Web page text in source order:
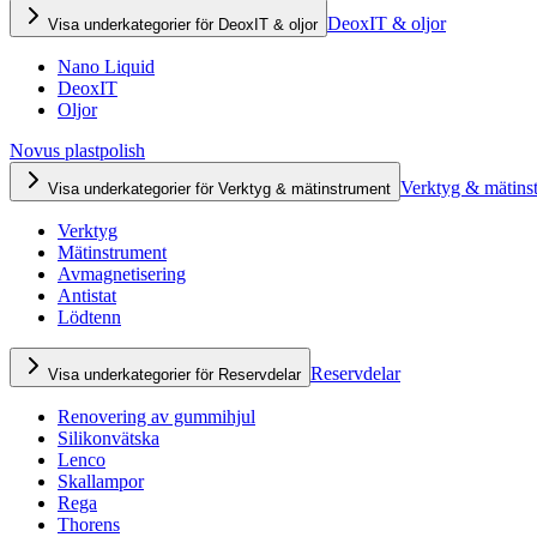
Visa underkategorier för DeoxIT & oljor DeoxIT & oljor
Nano Liquid
DeoxIT
Oljor
Novus plastpolish
Visa underkategorier för Verktyg & mätinstrument Verktyg &
Verktyg
Mätinstrument
Avmagnetisering
Antistat
Lödtenn
Visa underkategorier för Reservdelar Reservdelar
Renovering av gummihjul
Silikonvätska
Lenco
Skallampor
Rega
Thorens